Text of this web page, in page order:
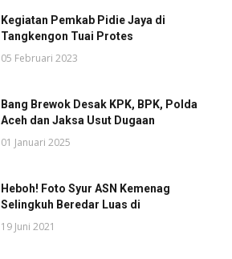
Kegiatan Pemkab Pidie Jaya di
Tangkengon Tuai Protes
05 Februari 2023
Bang Brewok Desak KPK, BPK, Polda
Aceh dan Jaksa Usut Dugaan
01 Januari 2025
Heboh! Foto Syur ASN Kemenag
Selingkuh Beredar Luas di
19 Juni 2021